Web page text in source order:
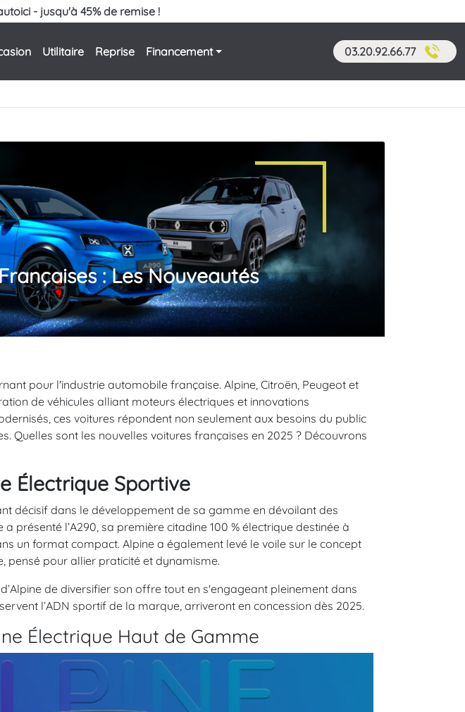
- jusqu'à 45% de remise !
Utilitaire Reprise Financement 03.20.92.66.77
: Les Nouveautés
pour l'industrie automobile française. Alpine, Citroën, Peugeot et
de véhicules alliant moteurs électriques et innovations
ces voitures répondent non seulement aux besoins du public
Quelles sont les nouvelles voitures françaises en 2025 ? Découvrons
Électrique Sportive
décisif dans le développement de sa gamme en dévoilant des
présenté l’A290, sa première citadine 100 % électrique destinée à
un format compact. Alpine a également levé le voile sur le concept
pensé pour allier praticité et dynamisme.
de diversifier son offre tout en s'engageant pleinement dans
l’ADN sportif de la marque, arriveront en concession dès 2025.
Électrique Haut de Gamme